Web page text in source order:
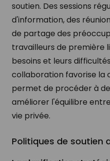
soutien. Des sessions
d'information, des
de partage des
travailleurs de première
besoins et leurs
collaboration favorise la
permet de procéder à
améliorer l'équilibre
vie privée.
Politiques de soutien